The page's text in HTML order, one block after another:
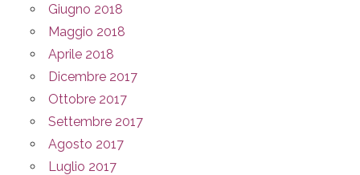
Giugno 2018
Maggio 2018
Aprile 2018
Dicembre 2017
Ottobre 2017
Settembre 2017
Agosto 2017
Luglio 2017